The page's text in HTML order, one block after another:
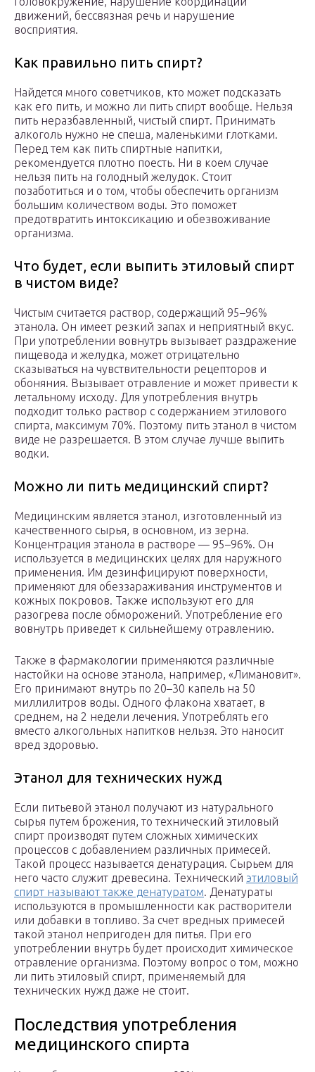
движений, бессвязная речь и нарушение
восприятия.
Как правильно пить спирт?
Найдется много советчиков, кто может подсказать
как его пить, и можно ли пить спирт вообще. Нельзя
пить неразбавленный, чистый спирт. Принимать
алкоголь нужно не спеша, маленькими глотками.
Перед тем как пить спиртные напитки,
рекомендуется плотно поесть. Ни в коем случае
нельзя пить на голодный желудок. Стоит
позаботиться и о том, чтобы обеспечить организм
большим количеством воды. Это поможет
предотвратить интоксикацию и обезвоживание
организма.
Что будет, если выпить этиловый спирт
в чистом виде?
Чистым считается раствор, содержащий 95–96%
этанола. Он имеет резкий запах и неприятный вкус.
При употреблении вовнутрь вызывает раздражение
пищевода и желудка, может отрицательно
сказываться на чувствительности рецепторов и
обоняния. Вызывает отравление и может привести к
летальному исходу. Для употребления внутрь
подходит только раствор с содержанием этилового
спирта, максимум 70%. Поэтому пить этанол в чистом
виде не разрешается. В этом случае лучше выпить
водки.
Можно ли пить медицинский спирт?
Медицинским является этанол, изготовленный из
качественного сырья, в основном, из зерна.
Концентрация этанола в растворе — 95–96%. Он
используется в медицинских целях для наружного
применения. Им дезинфицируют поверхности,
применяют для обеззараживания инструментов и
кожных покровов. Также используют его для
разогрева после обморожений. Употребление его
вовнутрь приведет к сильнейшему отравлению.
Также в фармакологии применяются различные
настойки на основе этанола, например, «Лимановит».
Его принимают внутрь по 20–30 капель на 50
миллилитров воды. Одного флакона хватает, в
среднем, на 2 недели лечения. Употреблять его
вместо алкогольных напитков нельзя. Это наносит
вред здоровью.
Этанол для технических нужд
Если питьевой этанол получают из натурального
сырья путем брожения, то технический этиловый
спирт производят путем сложных химических
процессов с добавлением различных примесей.
Такой процесс называется денатурация. Сырьем для
него часто служит древесина. Технический этиловый
спирт называют также денатуратом. Денатураты
используются в промышленности как растворители
или добавки в топливо. За счет вредных примесей
такой этанол непригоден для питья. При его
употреблении внутрь будет происходит химическое
отравление организма. Поэтому вопрос о том, можно
ли пить этиловый спирт, применяемый для
технических нужд даже не стоит.
Последствия употребления
медицинского спирта